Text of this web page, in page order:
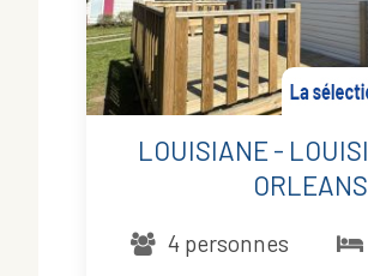
LOUISIANE - LOUISIANE NEW
ORLEANS
4 personnes